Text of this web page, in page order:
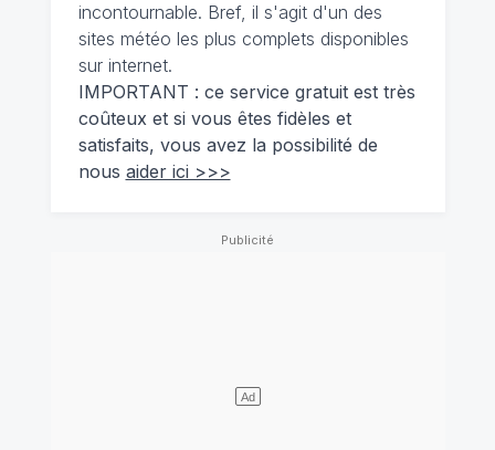
incontournable. Bref, il s'agit d'un des
sites météo les plus complets disponibles
sur internet.
IMPORTANT : ce service gratuit est très
coûteux et si vous êtes fidèles et
satisfaits, vous avez la possibilité de
nous aider ici >>>